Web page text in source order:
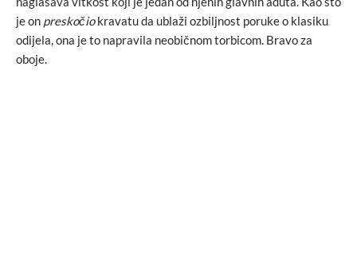
je on preskočiokravatu da ublaži ozbiljnost poruke o klasiku
odijela, ona je to napravila neobičnom torbicom. Bravo za
oboje.